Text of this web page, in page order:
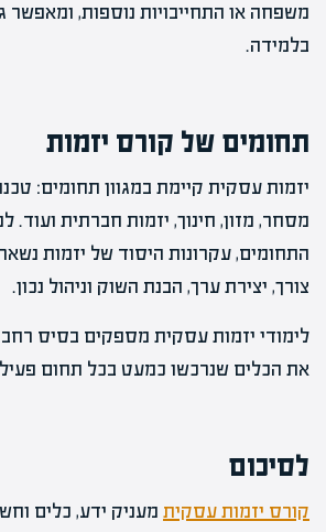
משפחה או התחייבויות נוספות, ומאפשר
בלמידה.
תחומים של קורס יזמות
יזמות עסקית קיימת במגוון תחומים:
מסחר, מזון, חינוך, יזמות חברתית ועוד.
התחומים, עקרונות היסוד של יזמות
צורך, יצירת ערך, הבנת השוק וניהול נכון.
לימודי יזמות עסקית מספקים בסיס
את הכלים שנרכשו כמעט בכל תחום
לסיכום
קורס יזמות עסקית מעניק ידע, כלים